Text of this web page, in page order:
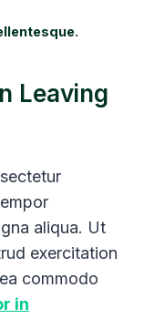
Leaving
aliqua. Ut
exercitation
commodo
in